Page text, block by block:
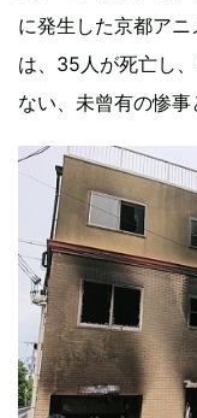
に発生した京都ア
は、35人が死亡し
ない、未曾有の惨事